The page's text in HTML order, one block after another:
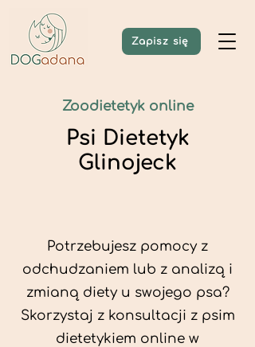
Zapisz się
Zoodietetyk online
Psi Dietetyk
Glinojeck
Potrzebujesz pomocy z
odchudzaniem lub z analizą i
zmianą diety u swojego psa?
Skorzystaj z konsultacji z psim
dietetykiem online w